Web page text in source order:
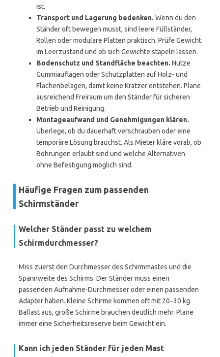
ist.
Transport und Lagerung bedenken. Wenn du den
Ständer oft bewegen musst, sind leere Füllständer,
Rollen oder modulare Platten praktisch. Prüfe Gewicht
im Leerzustand und ob sich Gewichte stapeln lassen.
Bodenschutz und Standfläche beachten. Nutze
Gummiauflagen oder Schutzplatten auf Holz- und
Flächenbelägen, damit keine Kratzer entstehen. Plane
ausreichend Freiraum um den Ständer für sicheren
Betrieb und Reinigung.
Montageaufwand und Genehmigungen klären.
Überlege, ob du dauerhaft verschrauben oder eine
temporäre Lösung brauchst. Als Mieter kläre vorab, ob
Bohrungen erlaubt sind und welche Alternativen
ohne Befestigung möglich sind.
Häufige Fragen zum passenden
Schirmständer
Welcher Ständer passt zu welchem
Schirmdurchmesser?
Miss zuerst den Durchmesser des Schirmmastes und die
Spannweite des Schirms. Der Ständer muss einen
passenden Aufnahme-Durchmesser oder einen passenden
Adapter haben. Kleine Schirme kommen oft mit 20–30 kg
Ballast aus, große Schirme brauchen deutlich mehr. Plane
immer eine Sicherheitsreserve beim Gewicht ein.
Kann ich jeden Ständer für jeden Mast